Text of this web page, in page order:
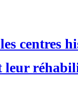
centres
leur